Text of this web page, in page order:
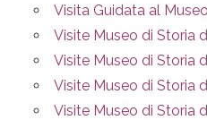
Visita Guidata al
Visite Museo di Storia
Visite Museo di Storia
Visite Museo di Storia
Visite Museo di Storia